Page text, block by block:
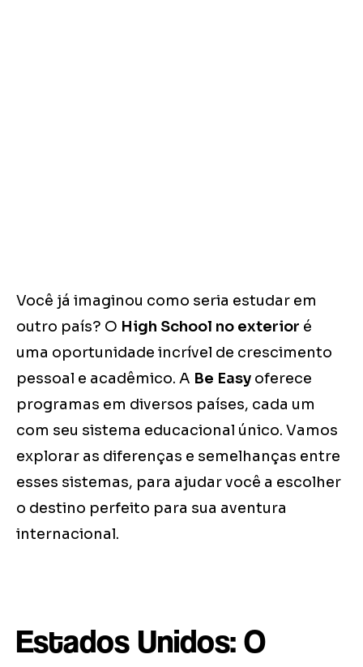
Você já imaginou como seria estudar em
outro país? O High School no exterior é
uma oportunidade incrível de crescimento
pessoal e acadêmico. A Be Easy oferece
programas em diversos países, cada um
com seu sistema educacional único. Vamos
explorar as diferenças e semelhanças entre
esses sistemas, para ajudar você a escolher
o destino perfeito para sua aventura
internacional.
Estados Unidos: O